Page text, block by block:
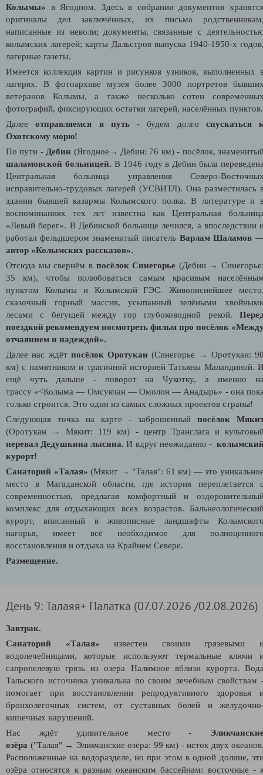
Колымы» в Ягодном. Здесь в собрании документов
оригиналы дел заключённых, их письма
написанные из неволи; документы, связанные с
колымских лагерей; карты Дальстроя выпуска 1940-1950-х
лагерные газеты.
Имеется коллекция картин и рисунков узников, выполненных
лагерях. В фотоархиве музея более 3000 портретов
ветеранов Колымы, а также несколько сотен
фотографий, фиксирующих остатки лагерей, населённых пунктов.
Далее отправляемся в путь -будем долго спускаться
Охотскому морю!
По пути - Дебин (Ягодное→ Дебин: 76 км)- посёлок,
шаламовской больницей. В 1946 году в Дебин была
Центральная больница управления Северо-
исправительно-трудовых лагерей (УСВИТЛ). Она разместилась
здании бывшей казармы Колымского полка. В литературе и
воспоминаниях тех лет известна как Центральная
«Левый берег». В Дебинской больнице лечился, а впоследствии
работал фельдшером знаменитый писатель Варлам Шаламов
автор «Колымских рассказов».
Отсюда мы свернём в посёлок Синегорье (Дебин →
35 км), чтобы полюбоваться самым красивым
пунктом Колымы и Колымской ГЭС.
Живописнейшее
сказочный горный массив, усыпанный зелёными
лесами с бегущей между гор глубоководной рекой.
поездкой рекомендуем посмотреть фильм про посёлок
отчаянием и надеждой».
Далее нас ждёт посёлок Оротукан(Синегорье → Оротукан:
км) с памятником и трагичной историей Татьяны Маландиной.
ещё чуть дальше - поворот на Чукотку, а именно
трассу «<Колыма — Омсукчан — Омолон — Анадырь» - она
только строится. Это один из самых сложных проектов страны!
Следующая точка на карте - заброшенный посёлок
(Оротукан → Мякит: 119 км)
- центр Транслага и
перевал Дедушкина лысина.И вдруг неожиданно -
курорт!
Санаторий «Талая»(Мякит → "Талая": 61 км) — это
место в Магаданской области, где история переплетается
современностью, предлагая комфортный и
комплекс для отдыхающих всех возрастов.
курорт, вписанный в живописные ландшафты
нагорья, имеет всё необходимое для
восстановления и отдыха на Крайнем Севере.
Размещение.
День 9: Талаяя+ Палатка (07.07.2026 /02.08.2026)
Завтрак.
Санаторий «Талая» известен своими грязевыми
водолечебницами, которые используют термальные ключи
сапропелевую грязь из озера Налимное вблизи курорта.
Тальского источника уникальна по своим лечебным свойствам
помогает при восстановлении репродуктивного здоровья
бронхолегочных систем, от суставных болей и
кишечных нарушений.
Нас ждёт удивительное место -
озёра ("Талая" → Эликчанские озёра: 99 км) - исток двух
Расположенные на водоразделе, но при этом в одной долине,
озёра относятся к разным океанским бассейнам: восточные -